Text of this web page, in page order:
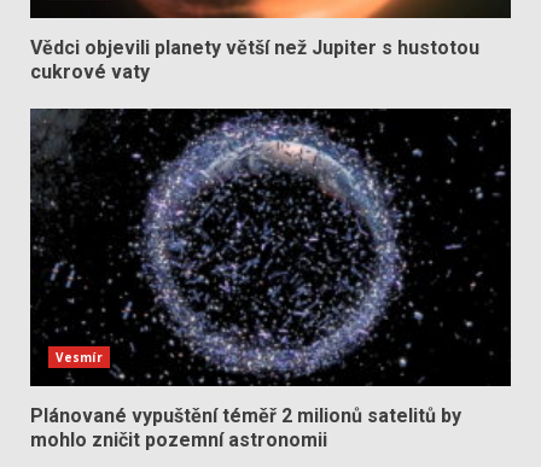
Vědci objevili planety větší než Jupiter s hustotou
cukrové vaty
Vesmír
Plánované vypuštění téměř 2 milionů satelitů by
mohlo zničit pozemní astronomii